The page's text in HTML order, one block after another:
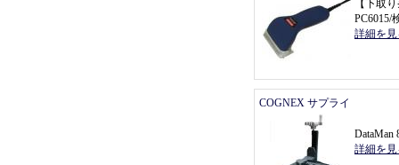
【下取
PC6015/
詳細を
COGNEX サプライ
詳細を